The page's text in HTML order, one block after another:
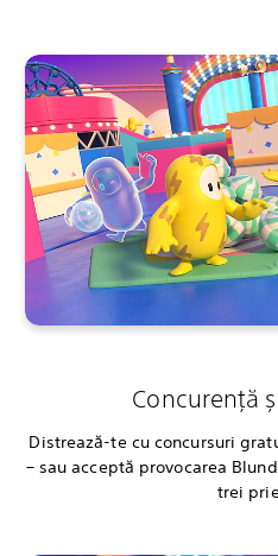
Concurență
Distrează-te cu concursuri
– sau acceptă provocarea
trei